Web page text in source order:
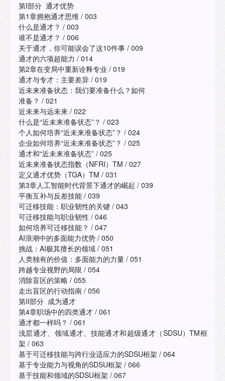
第I部分 通才优势
第1章拥抱通才思维 / 003
什么是通才？ / 003
谁不是通才？ / 006
关于通才，你可能误会了这10件事 / 009
通才的六项超能力 / 014
第2章在变局中重新诠释专业 / 019
通才与专才：主要差异 / 019
近未来准备状态：我们要准备什么？如何
准备？ / 021
近未来与远未来 / 022
什么是“近未来准备状态”？ / 023
个人如何培养“近未来准备状态”？ / 024
企业如何培养“近未来准备状态”？ / 025
通才和“近未来准备状态” / 025
近未来准备状态指数（NFRI）TM / 027
定义通才优势（TGA）TM / 031
第3章人工智能时代背景下通才的崛起 / 039
平衡互补与反差技能 / 039
可迁移技能：职业韧性的关键 / 043
可迁移技能与职业韧性 / 046
如何培养可迁移技能？ / 047
AI浪潮中的多面能力优势 / 050
挑战：AI极其擅长的领域 / 051
人类独有的价值：多面能力的力量 / 051
跨越专业视野的局限 / 054
消除盲区的策略 / 055
走出盲区的行动指南 / 056
第II部分 成为通才
第4章职场中的四类通才 / 061
通才都一样吗？ / 061
浅层通才、领域通才、技能通才和超级通才（SDSU）TM框
架 / 063
基于可迁移技能与跨行业适应力的SDSU框架 / 064
基于专业能力与视角的SDSU框架 / 066
基于技能和领域的SDSU框架 / 067